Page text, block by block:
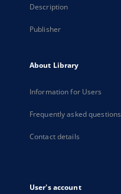
Description
Publisher
About Library
Information for Users
Frequently asked questions
Contact details
User's account